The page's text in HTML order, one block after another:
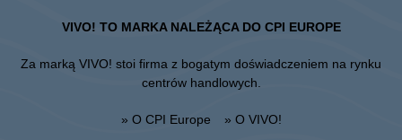
VIVO! TO MARKA NALEŻĄCA DO CPI EUROPE
Za marką VIVO! stoi firma z bogatym doświadczeniem na rynku
centrów handlowych.
» O CPI Europe » O VIVO!